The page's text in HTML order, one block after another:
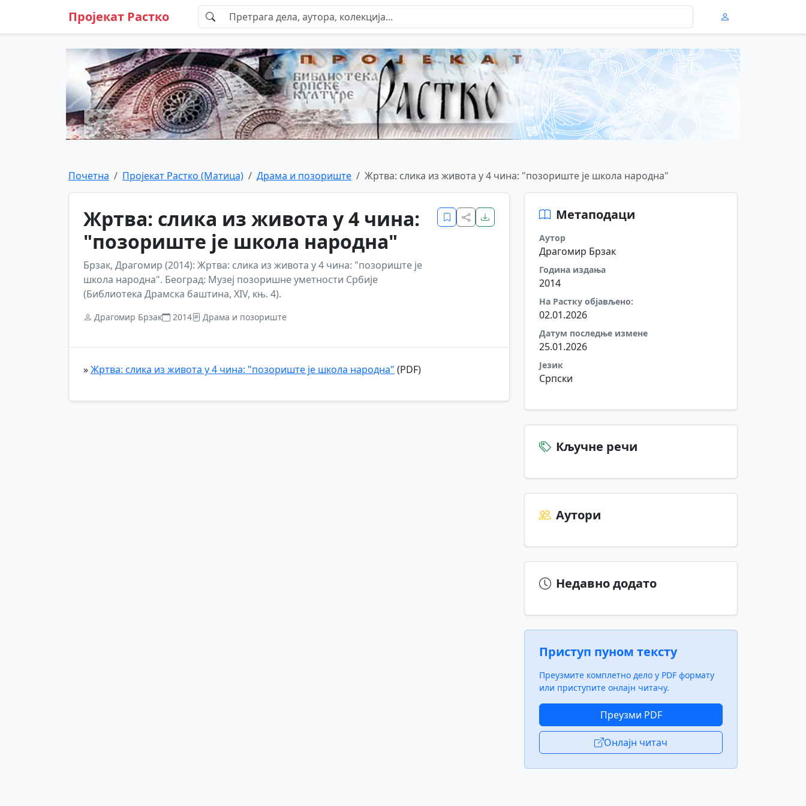
Пројекат Растко
Почетна Пројекат Растко (Матица) Драма и позориште Жртва: слика из живота у 4 чина: "позориште је школа народна"
Жртва: слика из живота у 4 чина:
"позориште је школа народна"
Брзак, Драгомир (2014): Жртва: слика из живота у 4 чина: "позориште је
школа народна". Београд: Музеј позоришне уметности Србије
(Библиотека Драмска баштина, XIV, књ. 4).
Драгомир Брзак 2014 Драма и позориште
»Жртва: слика из живота у 4 чина: "позориште је школа народна" (PDF)
Метаподаци
Аутор
Драгомир Брзак
Година издања
2014
На Растку објављено:
02.01.2026
Датум последње измене
25.01.2026
Језик
Српски
Кључне речи
Аутори
Недавно додато
Приступ пуном тексту
Преузмите комплетно дело у PDF формату
или приступите онлајн читачу.
Преузми PDF
Онлајн читач